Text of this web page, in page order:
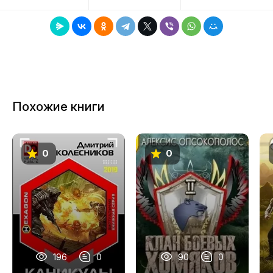
12
13
14
15
16
17
18
Похожие книги
0
196 0
0
90 0